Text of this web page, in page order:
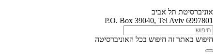
אוניברסיטת תל אביב
P.O. Box 39040, Tel Aviv 6997801
חיפוש באתר זה חיפוש בכל האוניברסיטה